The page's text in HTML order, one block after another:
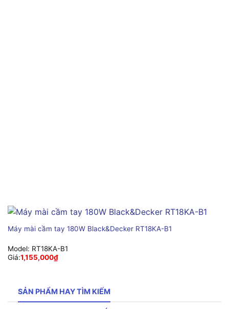
Máy mài cầm tay 180W Black&Decker RT18KA-B1
Model: RT18KA-B1
Giá:1,155,000₫
SẢN PHẨM HAY TÌM KIẾM